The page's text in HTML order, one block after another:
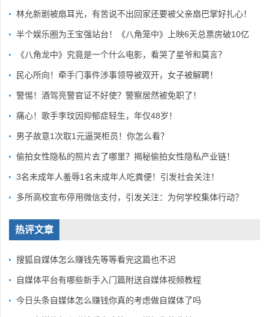
林允新剧被扇耳光，有苦说不出回家还要被父亲扇巴掌好扎心！
半个娱乐圈为王宝强站台！《八角笼中》上映6天总票房破10亿
《八角龙中》究竟是一个什么电影，看哭了星爷和莫言？
民心所向！牵手门事件涉事领导被双开，女子被解聘！
警惕！酒驾亮警官证不好使？警察居然被免职了！
痛心！歌手李玟因抑郁症轻生，年仅48岁！
男子故意1次取1元逼哭柜员！你怎么看？
偷拍女性隐私的照片去了哪里？揭秘偷拍女性隐私产业链！
3名未成年人羞辱1名未成年人吃粪便！引发社会关注！
多所高校宣布停用微信支付，引发关注：为何学校集体行动？
热评文章
搜狐自媒体怎么赚钱先等等看完这篇也不迟
自媒体平台有哪些新手入门篇附送自媒体视频教程
今日头条自媒体怎么赚钱你真的考虑做自媒体了吗